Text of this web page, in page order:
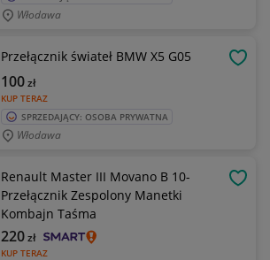
Włodawa
Przełącznik świateł BMW X5 G05
KUP TERAZ
100zł
SPRZEDAJĄCY: OSOBA PRYWATNA
Włodawa
Renault Master III Movano B 10-
Przełącznik Zespolony Manetki
Kombajn Taśma
KUP TERAZ
220zł